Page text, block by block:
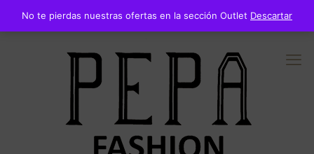
No te pierdas nuestras ofertas en la sección Outlet Descartar